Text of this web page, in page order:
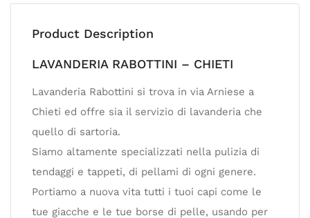
Product Description
LAVANDERIA RABOTTINI – CHIETI
Lavanderia Rabottini si trova in via Arniese a
Chieti ed offre sia il servizio di lavanderia che
quello di sartoria.
Siamo altamente specializzati nella pulizia di
tendaggi e tappeti, di pellami di ogni genere.
Portiamo a nuova vita tutti i tuoi capi come le
tue giacche e le tue borse di pelle, usando per